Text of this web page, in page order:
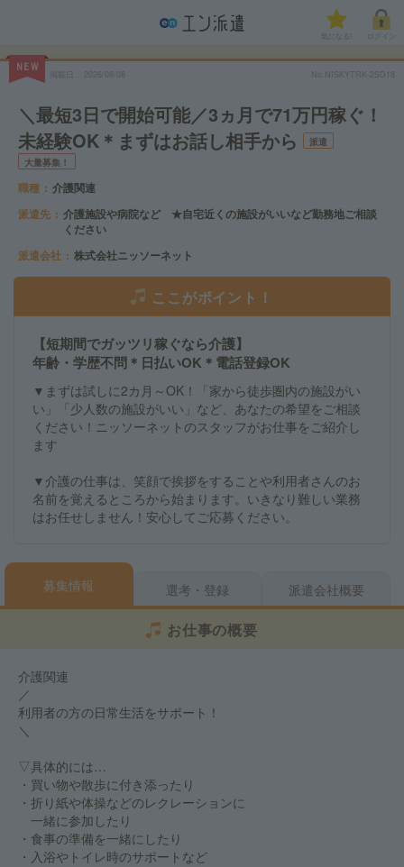
気になる!
NEW
No.NISKYTRK-2SD18
＼最短3日で開始可能／3ヵ月で71万円稼ぐ！
未経験OK＊まずはお話し相手から
派遣
大量募集！
職種
介護関連
派遣先
介護施設や病院など ★自宅近くの施設がいいなど勤務地ご相談
ください
派遣会社
株式会社ニッソーネット
ここがポイント！
【短期間でガッツリ稼ぐなら介護】
年齢・学歴不問＊日払いOK＊電話登録OK
▼まずは試しに2カ月～OK！「家から徒歩圏内の施設がい
い」「少人数の施設がいい」など、あなたの希望をご相談
ください！ニッソーネットのスタッフがお仕事をご紹介し
ます
▼介護の仕事は、笑顔で挨拶をすることや利用者さんのお
名前を覚えるところから始まります。いきなり難しい業務
はお任せしません！安心してご応募ください。
募集情報 選考・登録 派遣会社概要
お仕事の概要
介護関連
／
利用者の方の日常生活をサポート！
＼
▽具体的には…
・買い物や散歩に付き添ったり
・折り紙や体操などのレクレーションに
一緒に参加したり
・食事の準備を一緒にしたり
・入浴やトイレ時のサポートなど